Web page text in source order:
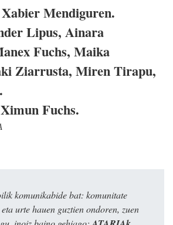
Mendiguren.
Lipus, Ainara
Fuchs, Maika
Ziarrusta, Miren Tirapu,
Fuchs.
komunikabide bat: komunitate
urte hauen guztien ondoren, zuen